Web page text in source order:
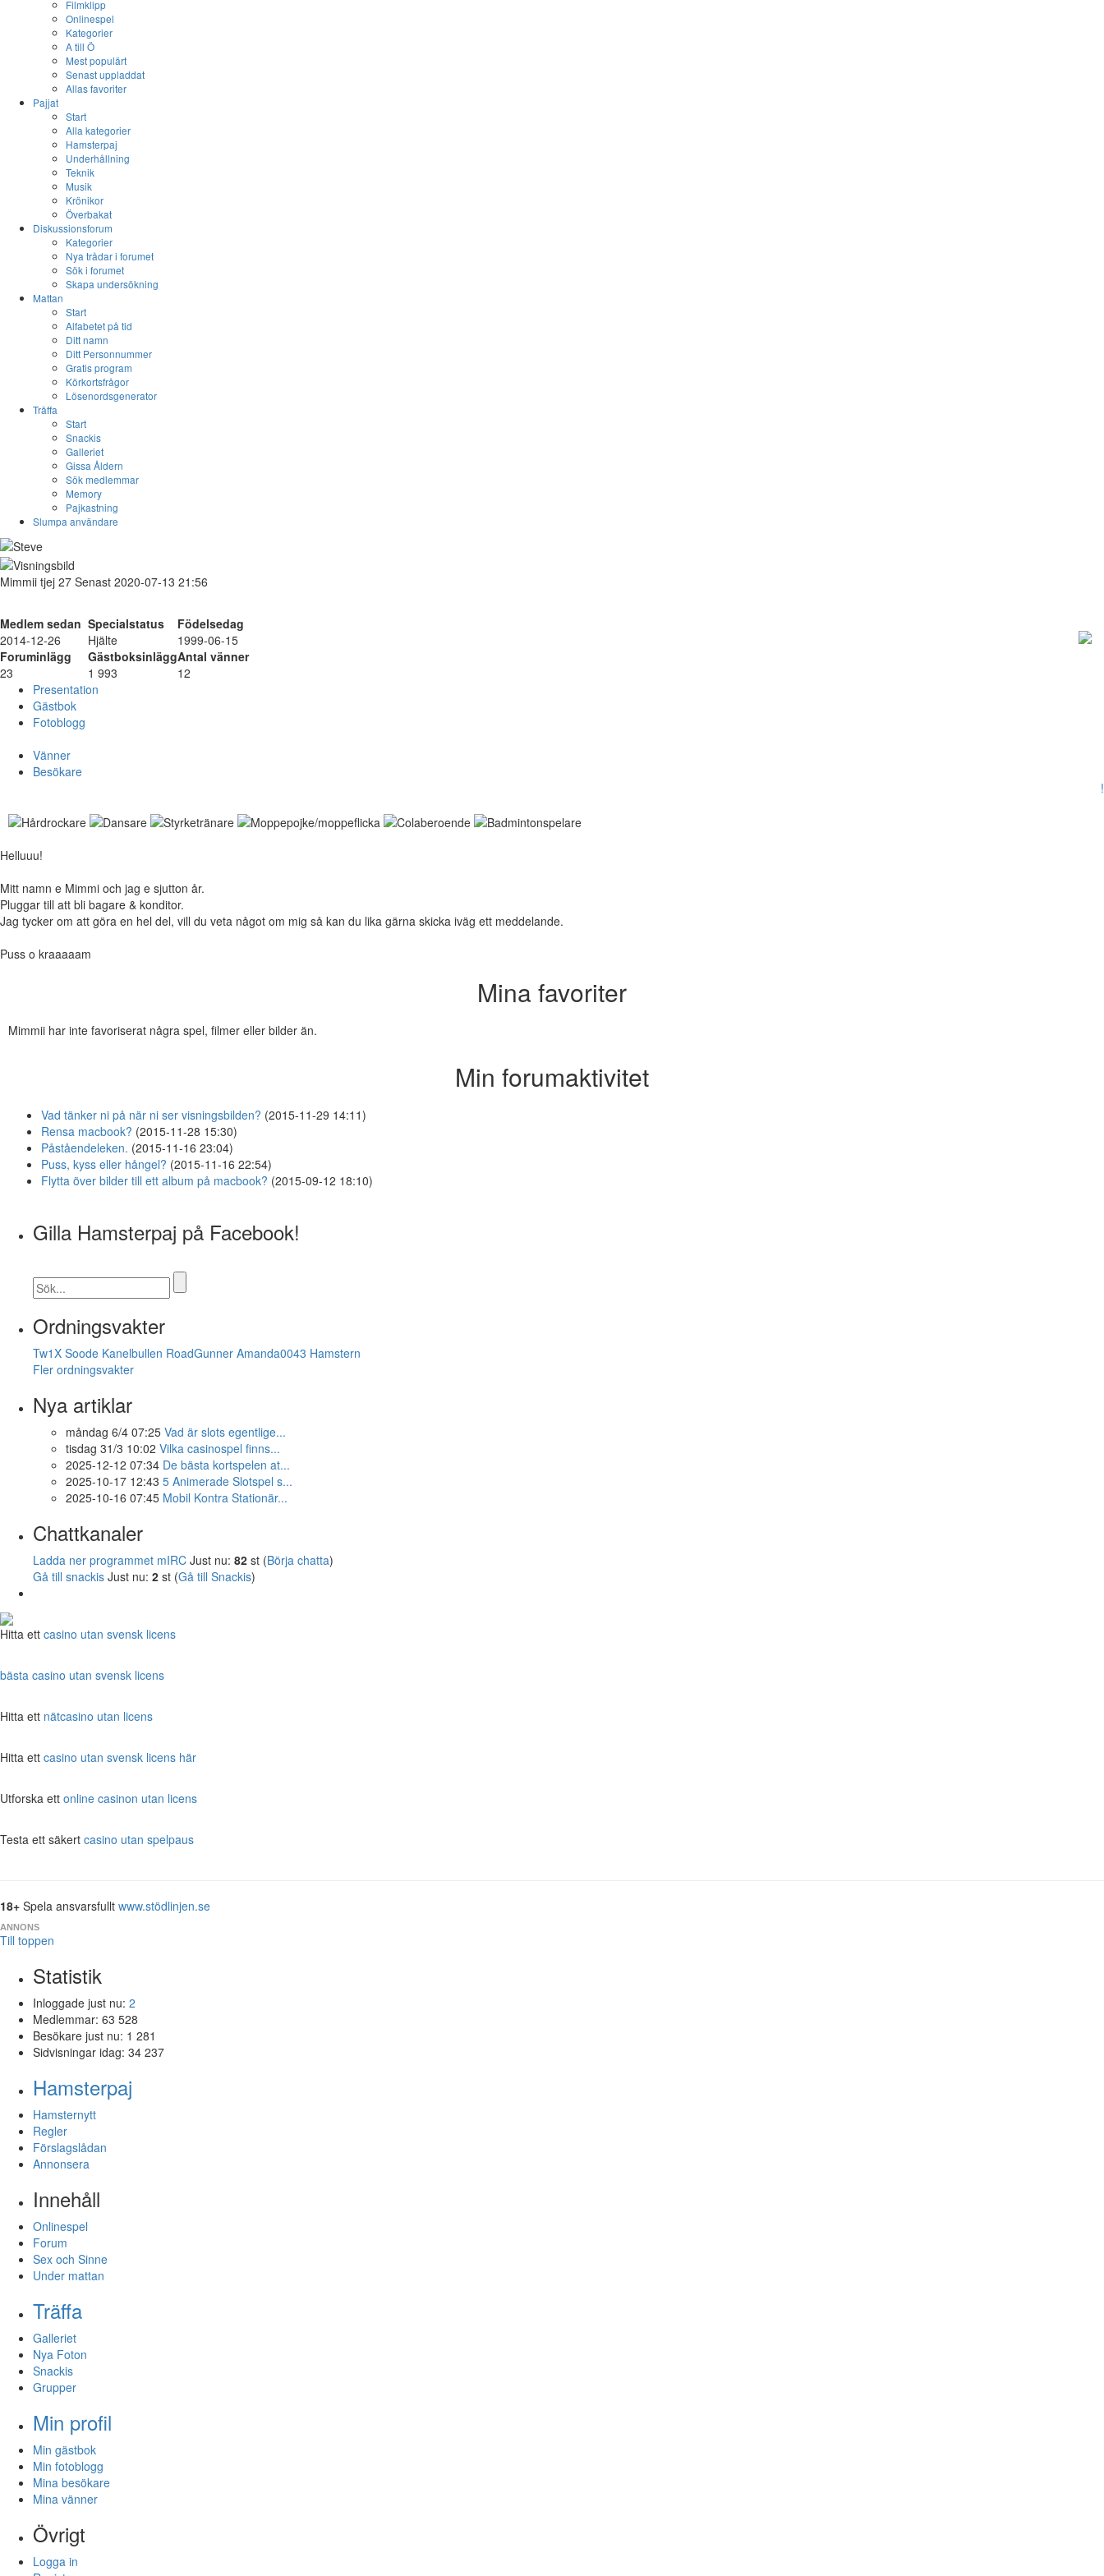
Filmklipp
Onlinespel
Kategorier
A till Ö
Mest populärt
Senast uppladdat
Allas favoriter
Pajjat
Start
Alla kategorier
Hamsterpaj
Underhållning
Teknik
Musik
Krönikor
Överbakat
Diskussionsforum
Kategorier
Nya trådar i forumet
Sök i forumet
Skapa undersökning
Mattan
Start
Alfabetet på tid
Ditt namn
Ditt Personnummer
Gratis program
Körkortsfrågor
Lösenordsgenerator
Träffa
Start
Snackis
Galleriet
Gissa Åldern
Sök medlemmar
Memory
Pajkastning
Slumpa användare
Mimmii tjej 27 Senast 2020-07-13 21:56
Medlem sedan Specialstatus
Födelsedag
2014-12-26
Hjälte
1999-06-15
Foruminlägg
GästboksinläggAntal vänner
23
1 993
12
Presentation
Gästbok
Fotoblogg
Vänner
Besökare
!
Helluuu!
Mitt namn e Mimmi och jag e sjutton år.
Pluggar till att bli bagare & konditor.
Jag tycker om att göra en hel del, vill du veta något om mig så kan du lika gärna skicka iväg ett meddelande.
Puss o kraaaaam
Mina favoriter
Mimmii har inte favoriserat några spel, filmer eller bilder än.
Min forumaktivitet
Vad tänker ni på när ni ser visningsbilden? (2015-11-29 14:11)
Rensa macbook? (2015-11-28 15:30)
Påståendeleken. (2015-11-16 23:04)
Puss, kyss eller hångel? (2015-11-16 22:54)
Flytta över bilder till ett album på macbook? (2015-09-12 18:10)
Gilla Hamsterpaj på Facebook!
Ordningsvakter
Tw1X Soode Kanelbullen RoadGunner Amanda0043 Hamstern
Fler ordningsvakter
Nya artiklar
måndag 6/4 07:25 Vad är slots egentlige...
tisdag 31/3 10:02 Vilka casinospel finns...
2025-12-12 07:34 De bästa kortspelen at...
2025-10-17 12:43 5 Animerade Slotspel s...
2025-10-16 07:45 Mobil Kontra Stationär...
Chattkanaler
Ladda ner programmet mIRC Just nu: 82 st (Börja chatta)
Gå till snackis Just nu: 2 st (Gå till Snackis)
Hitta ett casino utan svensk licens
bästa casino utan svensk licens
Hitta ett nätcasino utan licens
Hitta ett casino utan svensk licens här
Utforska ett online casinon utan licens
Testa ett säkert casino utan spelpaus
18+ Spela ansvarsfullt www.stödlinjen.se
ANNONS
Till toppen
Statistik
Inloggade just nu: 2
Medlemmar: 63 528
Besökare just nu: 1 281
Sidvisningar idag: 34 237
Hamsterpaj
Hamsternytt
Regler
Förslagslådan
Annonsera
Innehåll
Onlinespel
Forum
Sex och Sinne
Under mattan
Träffa
Galleriet
Nya Foton
Snackis
Grupper
Min profil
Min gästbok
Min fotoblogg
Mina besökare
Mina vänner
Övrigt
Logga in